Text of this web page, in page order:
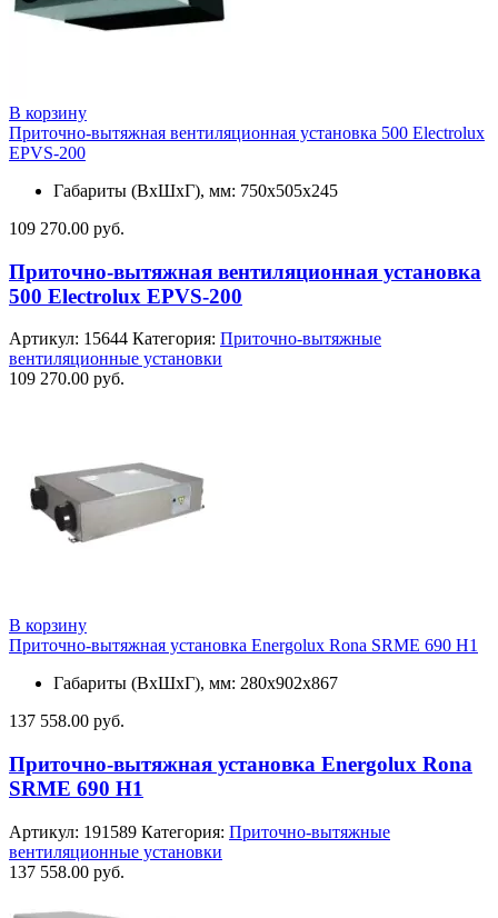
В корзину
Приточно-вытяжная вентиляционная установка 500 Electrolux
EPVS-200
Габариты (ВхШхГ), мм: 750х505х245
109 270.00 руб.
Приточно-вытяжная вентиляционная установка
500 Electrolux EPVS-200
Артикул: 15644 Категория: Приточно-вытяжные
вентиляционные установки
109 270.00 руб.
В корзину
Приточно-вытяжная установка Energolux Rona SRME 690 H1
Габариты (ВхШхГ), мм: 280x902х867
137 558.00 руб.
Приточно-вытяжная установка Energolux Rona
SRME 690 H1
Артикул: 191589 Категория: Приточно-вытяжные
вентиляционные установки
137 558.00 руб.